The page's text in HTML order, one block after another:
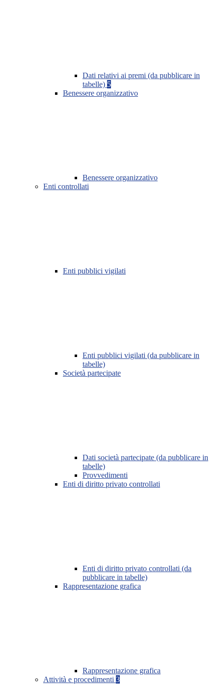
Dati relativi ai premi (da pubblicare in
tabelle) 5
Benessere organizzativo
Benessere organizzativo
Enti controllati
Enti pubblici vigilati
Enti pubblici vigilati (da pubblicare in
tabelle)
Società partecipate
Dati società partecipate (da pubblicare in
tabelle)
Provvedimenti
Enti di diritto privato controllati
Enti di diritto privato controllati (da
pubblicare in tabelle)
Rappresentazione grafica
Rappresentazione grafica
Attività e procedimenti 3